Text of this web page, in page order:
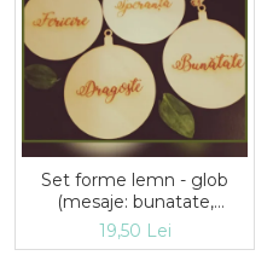
Set forme lemn - glob
(mesaje: bunatate,
speranta, dragoste, fericire)
19,50 Lei